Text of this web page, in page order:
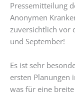
Pressemitteilung
Anonymen
zuversichtlich vor
und September!
Es ist sehr
ersten Planungen
was für eine